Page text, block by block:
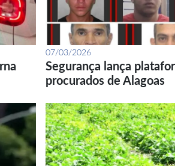
07/03/2026
Segurança lança
procurados de Alagoas